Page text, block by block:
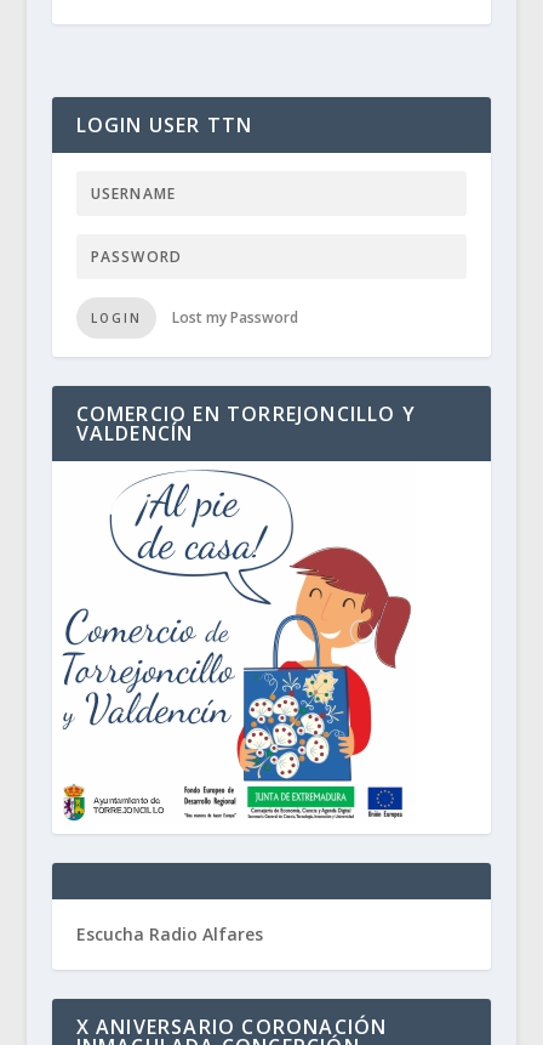
LOGIN USER TTN
LOGIN Lost my Password
COMERCIO EN TORREJONCILLO Y
VALDENCÍN
Escucha Radio Alfares
X ANIVERSARIO CORONACIÓN